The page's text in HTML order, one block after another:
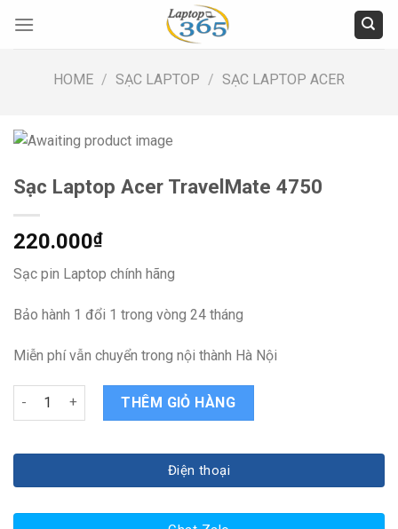
HOME / SẠC LAPTOP / SẠC LAPTOP ACER
Sạc Laptop Acer TravelMate 4750
220.000₫
Sạc pin Laptop chính hãng
Bảo hành 1 đổi 1 trong vòng 24 tháng
Miễn phí vẫn chuyển trong nội thành Hà Nội
Sạc Laptop Acer TravelMate 4750 quantity
THÊM GIỎ HÀNG
Điện thoại